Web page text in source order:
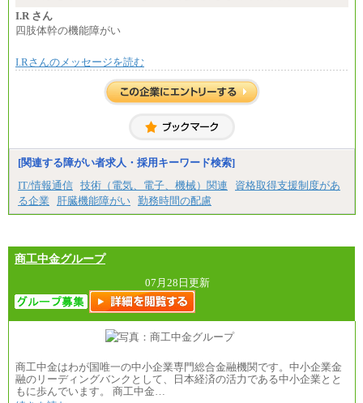
I.R さん
四肢体幹の機能障がい
I.Rさんのメッセージを読む
[関連する障がい者求人・採用キーワード検索]
IT/情報通信 技術（電気、電子、機械）関連
資格取得支援制度があ
る企業
肝臓機能障がい 勤務時間の配慮
商工中金グループ
07月28日更新
商工中金はわが国唯一の中小企業専門総合金融機関です。中小企業金
融のリーディングバンクとして、日本経済の活力である中小企業とと
もに歩んでいます。 商工中金…